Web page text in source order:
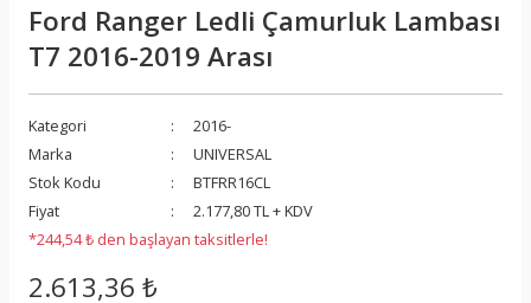
Ford Ranger Ledli Çamurluk Lambası
T7 2016-2019 Arası
Kategori
2016-
Marka
UNIVERSAL
Stok Kodu
BTFRR16CL
Fiyat
2.177,80 TL + KDV
*244,54 ₺ den başlayan taksitlerle!
2.613,36 ₺